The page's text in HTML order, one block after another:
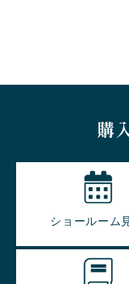
購
ショールーム